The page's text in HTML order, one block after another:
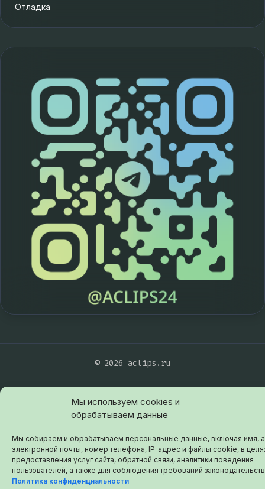
Мы используем cookies и
обрабатываем данные
Мы собираем и обрабатываем персональные данные, включая имя,
электронной почты, номер телефона, IP-адрес и файлы cookie, в
предоставления услуг сайта, обратной связи, аналитики поведения
пользователей, а также для соблюдения требований
Политика конфиденциальности
Отладка
© 2026 aclips.ru